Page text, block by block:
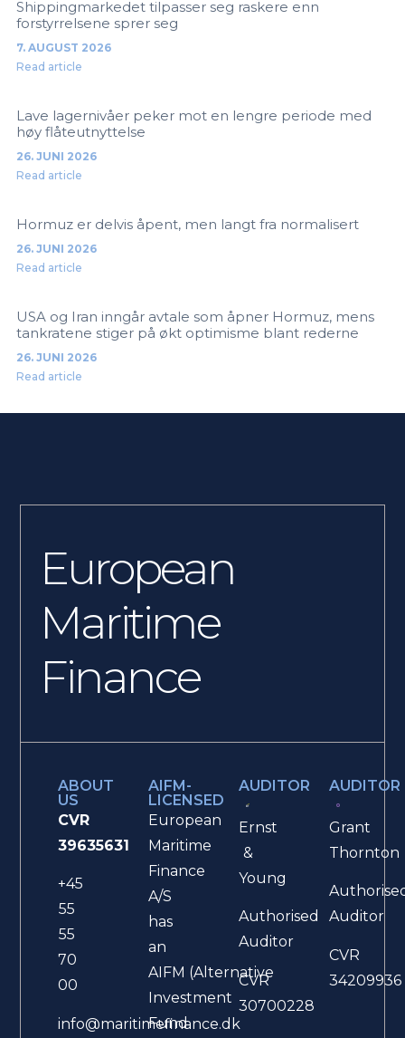
Shippingmarkedet tilpasser seg raskere enn
forstyrrelsene sprer seg
7. AUGUST 2026
Read article
Lave lagernivåer peker mot en lengre periode med
høy flåteutnyttelse
26. JUNI 2026
Read article
Hormuz er delvis åpent, men langt fra normalisert
26. JUNI 2026
Read article
USA og Iran inngår avtale som åpner Hormuz, mens
tankratene stiger på økt optimisme blant rederne
26. JUNI 2026
Read article
European
Maritime
Finance
ABOUT
US
CVR
39635631
+45
55
55
70
00
info@maritimefinance.dk
AIFM-
LICENSED
European
Maritime
Finance
A/S
has
an
AIFM (Alternative
Investment
Fund
AUDITOR
Ernst
&
Young
Authorised
Auditor
CVR
30700228
AUDITOR
Grant
Thornton
Auditor
CVR
34209936